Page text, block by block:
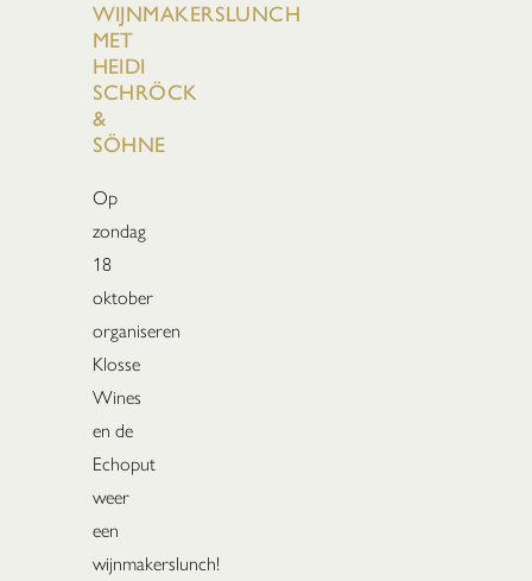
WIJNMAKERSLUNCH
MET
HEIDI
SCHRÖCK
&
SÖHNE
Op
zondag
18
oktober
organiseren
Klosse
Wines
en de
Echoput
weer
een
wijnmakerslunch!